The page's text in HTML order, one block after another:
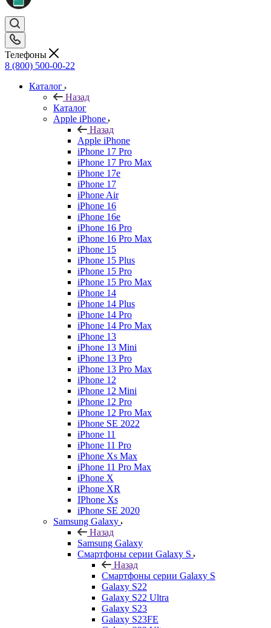
Телефоны
8 (800) 500-00-22
Каталог
Назад
Каталог
Apple iPhone
Назад
Apple iPhone
iPhone 17 Pro
iPhone 17 Pro Max
iPhone 17e
iPhone 17
iPhone Air
iPhone 16
iPhone 16e
iPhone 16 Pro
iPhone 16 Pro Max
iPhone 15
iPhone 15 Plus
iPhone 15 Pro
iPhone 15 Pro Max
iPhone 14
iPhone 14 Plus
iPhone 14 Pro
iPhone 14 Pro Max
iPhone 13
iPhone 13 Mini
iPhone 13 Pro
iPhone 13 Pro Max
iPhone 12
iPhone 12 Mini
iPhone 12 Pro
iPhone 12 Pro Max
iPhone SE 2022
iPhone 11
iPhone 11 Pro
iPhone Xs Max
iPhone 11 Pro Max
iPhone X
iPhone XR
IPhone Xs
iPhone SE 2020
Samsung Galaxy
Назад
Samsung Galaxy
Смартфоны серии Galaxy S
Назад
Смартфоны серии Galaxy S
Galaxy S22
Galaxy S22 Ultra
Galaxy S23
Galaxy S23FE